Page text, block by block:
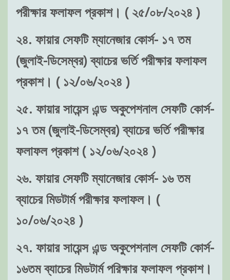
পরীক্ষার ফলাফল প্রকাশ। ( ২৫/০৮/২০২৪ )
২৪. ফায়ার সেফটি ম্যানেজার কোর্স- ১৭ তম
(জুলাই-ডিসেম্বর) ব্যাচের ভর্তি পরীক্ষার ফলাফল
প্রকাশ। ( ১২/০৬/২০২৪ )
২৫. ফায়ার সায়েন্স এন্ড অকুপেশনাল সেফটি কোর্স-
১৭ তম (জুলাই-ডিসেম্বর) ব্যাচের ভর্তি পরীক্ষার
ফলাফল প্রকাশ ( ১২/০৬/২০২৪ )
২৬. ফায়ার সেফটি ম্যানেজার কোর্স- ১৬ তম
ব্যাচের মিডটার্ম পরীক্ষার ফলাফল। (
১০/০৬/২০২৪ )
২৭. ফায়ার সায়েন্স এন্ড অকুপেশনাল সেফটি কোর্স-
১৬তম ব্যাচের মিডটার্ম পরিক্ষার ফলাফল প্রকাশ।